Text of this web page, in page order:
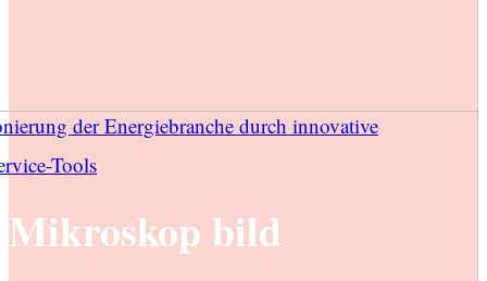
der Energiebranche durch innovative
Tools
Mikroskop bild